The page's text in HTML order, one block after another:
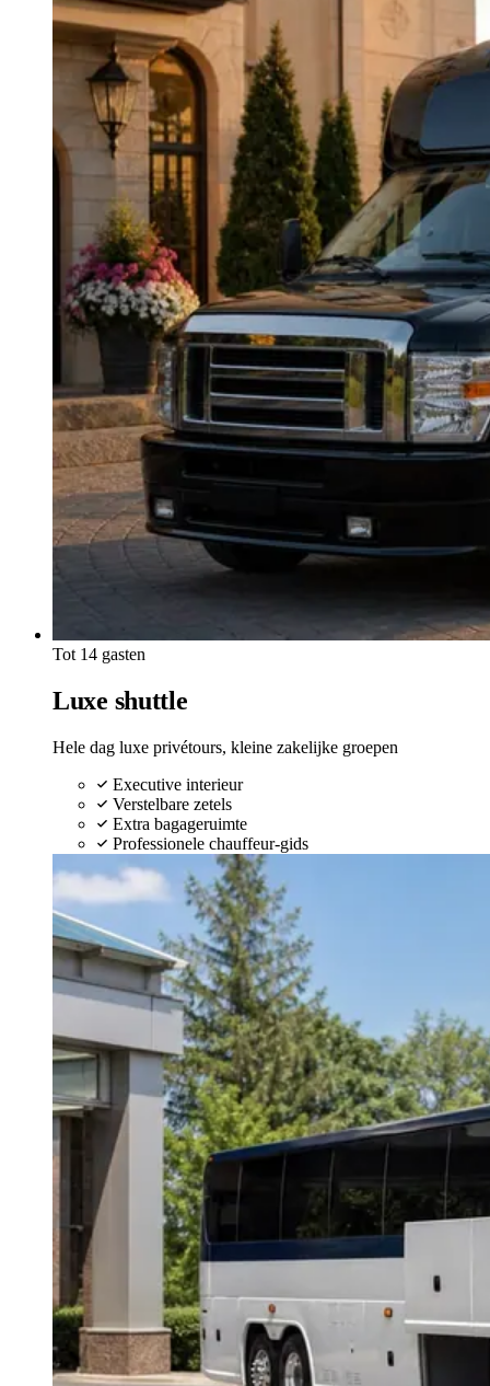
Tot 14 gasten
Luxe shuttle
Hele dag luxe privétours, kleine zakelijke groepen
Executive interieur
Verstelbare zetels
Extra bagageruimte
Professionele chauffeur-gids